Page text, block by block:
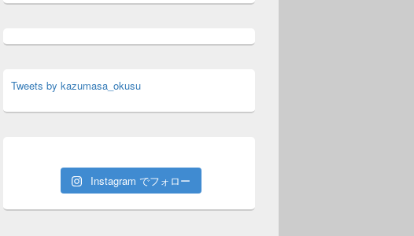
Tweets by kazumasa_okusu
Instagram でフォロー